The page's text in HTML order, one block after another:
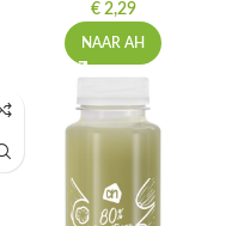
€2,29
NAAR AH